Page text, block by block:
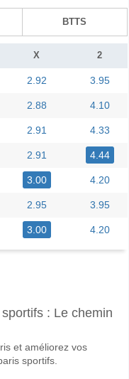
BTTS
X 2
2.92 3.95
2.88 4.10
2.91 4.33
2.91 4.44
3.00 4.20
2.95 3.95
3.00 4.20
06 June 2026 17:00.
entre Riadi
une probabilité de 53%
: Le chemin
et améliorez vos
sportifs.